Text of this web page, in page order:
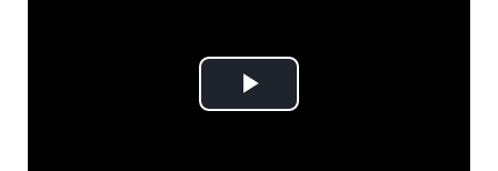
Play